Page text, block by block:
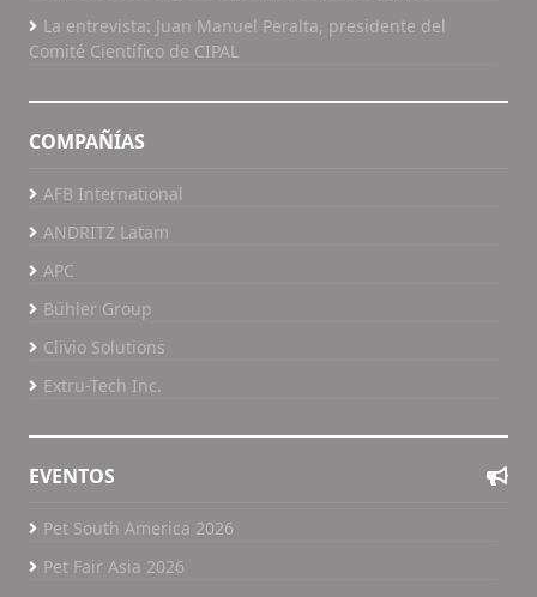
La entrevista: Juan Manuel Peralta, presidente del
Comité Científico de CIPAL
COMPAÑÍAS
AFB International
ANDRITZ Latam
APC
Bühler Group
Clivio Solutions
Extru-Tech Inc.
EVENTOS
Pet South America 2026
Pet Fair Asia 2026